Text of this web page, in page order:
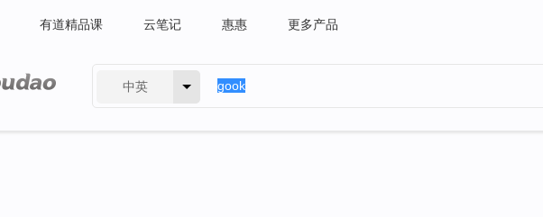
有道精品课 云笔记 惠惠 更多产品
中英